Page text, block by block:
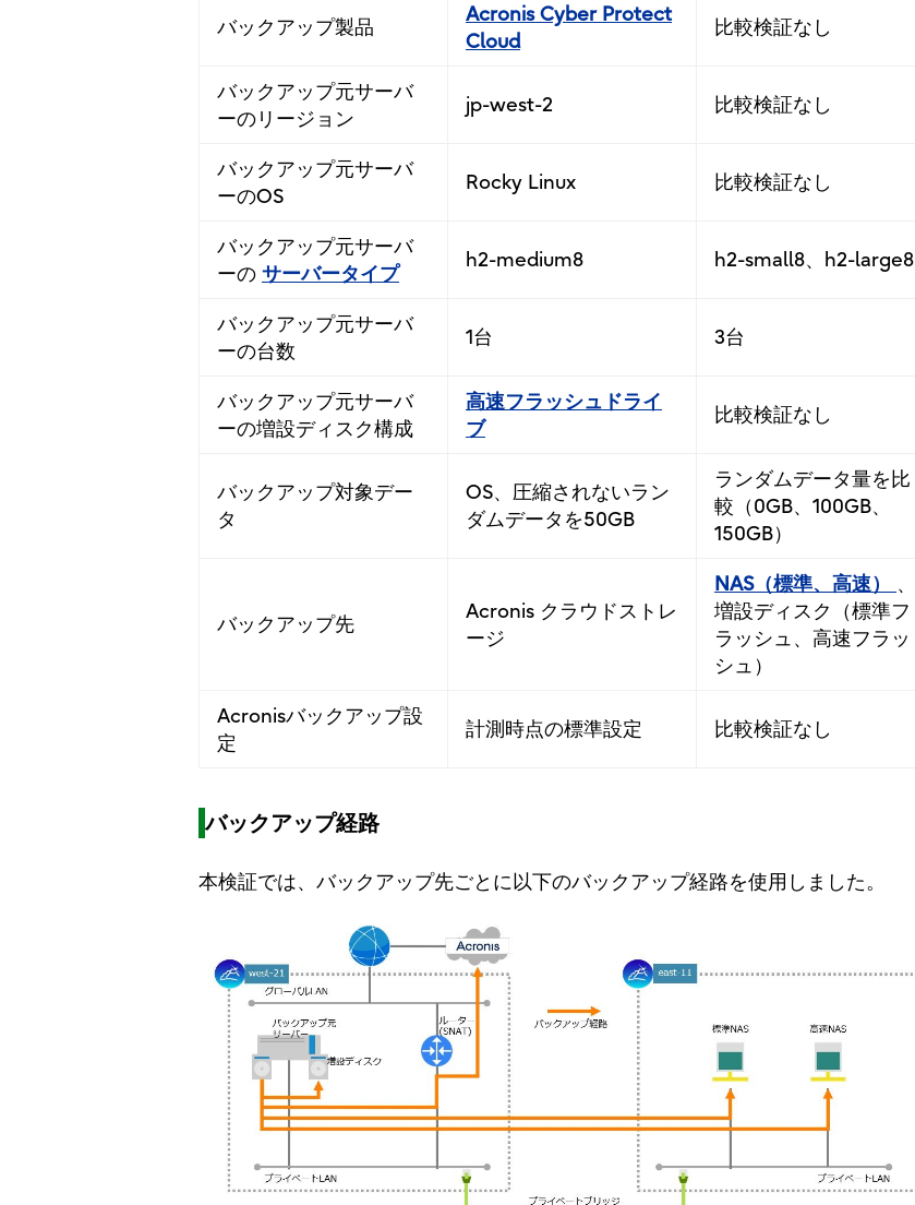
バックアップ製品
Acronis Cyber Protect
Cloud
比較検証なし
バックアップ元サーバ
ーのリージョン
jp-west-2 比較検証なし
バックアップ元サーバ
ーのOS
Rocky Linux 比較検証なし
バックアップ元サーバ
ーの サーバータイプ
h2-medium8 h2-small8、h2-large8
バックアップ元サーバ
ーの台数
1台 3台
バックアップ元サーバ
ーの増設ディスク構成
高速フラッシュドライ
ブ
比較検証なし
バックアップ対象デー
タ
OS、圧縮されないラン
ダムデータを50GB
ランダムデータ量を比
較（0GB、100GB、
150GB）
バックアップ先
Acronis クラウドストレ
ージ
NAS（標準、高速） 、
増設ディスク（標準フ
ラッシュ、高速フラッ
シュ）
Acronisバックアップ設
定
計測時点の標準設定 比較検証なし
バックアップ経路
本検証では、バックアップ先ごとに以下のバックアップ経路を使用しました。